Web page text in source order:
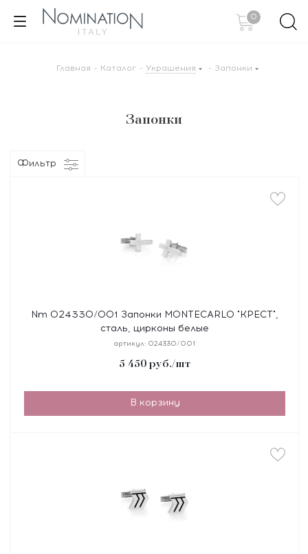
0
Главная - Каталог - Украшения - Запонки
Запонки
Фильтр
Nm 024330/001 Запонки MONTECARLO "КРЕСТ",
сталь, цирконы белые
артикул: 024330/001
5 450 руб./шт
В корзину